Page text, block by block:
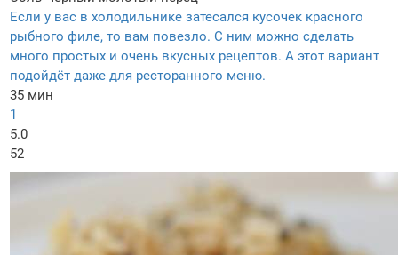
Если у вас в холодильнике затесался кусочек красного
рыбного филе, то вам повезло. С ним можно сделать
много простых и очень вкусных рецептов. А этот вариант
подойдёт даже для ресторанного меню.
35 мин
1
5.0
52